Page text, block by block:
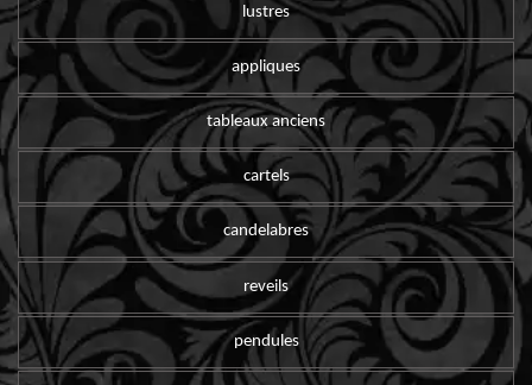
lustres
appliques
tableaux anciens
cartels
candelabres
reveils
pendules